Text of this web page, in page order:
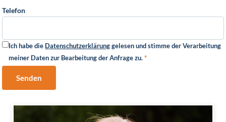
Telefon
Ich habe die Datenschutzerklärunggelesen und stimme der Verarbeitung
meiner Daten zur Bearbeitung der Anfrage zu.*
Senden